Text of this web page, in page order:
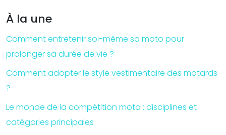
À la une
Comment entretenir soi-même sa moto pour
prolonger sa durée de vie ?
Comment adopter le style vestimentaire des motards
?
Le monde de la compétition moto : disciplines et
catégories principales